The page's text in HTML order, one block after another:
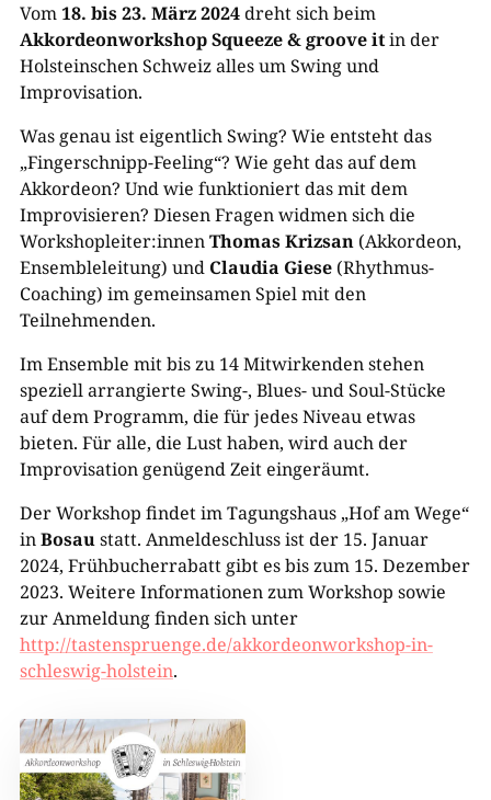
Vom18. bis 23. März 2024dreht sich beim
Akkordeonworkshop Squeeze & groove itin der
Holsteinschen Schweiz alles um Swing und
Improvisation.
Was genau ist eigentlich Swing? Wie entsteht das
„Fingerschnipp-Feeling“? Wie geht das auf dem
Akkordeon? Und wie funktioniert das mit dem
Improvisieren? Diesen Fragen widmen sich die
Workshopleiter:innenThomas Krizsan(Akkordeon,
Ensembleleitung) und Claudia Giese(Rhythmus-
Coaching) im gemeinsamen Spiel mit den
Teilnehmenden.
Im Ensemble mit bis zu 14 Mitwirkenden stehen
speziell arrangierte Swing-, Blues- und Soul-Stücke
auf dem Programm, die für jedes Niveau etwas
bieten. Für alle, die Lust haben, wird auch der
Improvisation genügend Zeit eingeräumt.
Der Workshop findet im Tagungshaus „Hof am Wege“
inBosaustatt. Anmeldeschluss ist der 15. Januar
2024, Frühbucherrabatt gibt es bis zum 15. Dezember
2023. Weitere Informationen zum Workshop sowie
zur Anmeldung finden sich unter
http://tastenspruenge.de/akkordeonworkshop-in-
schleswig-holstein.